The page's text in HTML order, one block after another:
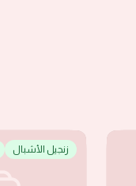
زنجيل الأشبال